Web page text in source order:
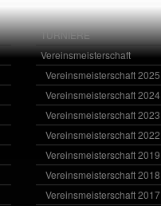
TURNIERE
Vereinsmeisterschaft
Vereinsmeisterschaft 2025
Vereinsmeisterschaft 2024
Vereinsmeisterschaft 2023
Vereinsmeisterschaft 2022
Vereinsmeisterschaft 2019
Vereinsmeisterschaft 2018
Vereinsmeisterschaft 2017